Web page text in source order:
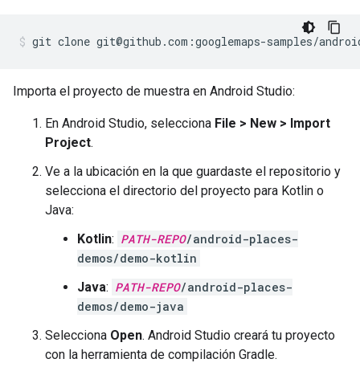
git clone git@github.com:googlemaps-samples/
Importa el proyecto de muestra en Android Studio:
En Android Studio, selecciona File > New > Import
Project.
Ve a la ubicación en la que guardaste el repositorio y
selecciona el directorio del proyecto para Kotlin o
Java:
Kotlin: PATH-REPO/android-places-
demos/demo-kotlin
Java: PATH-REPO/android-places-
demos/demo-java
Selecciona Open. Android Studio creará tu proyecto
con la herramienta de compilación Gradle.